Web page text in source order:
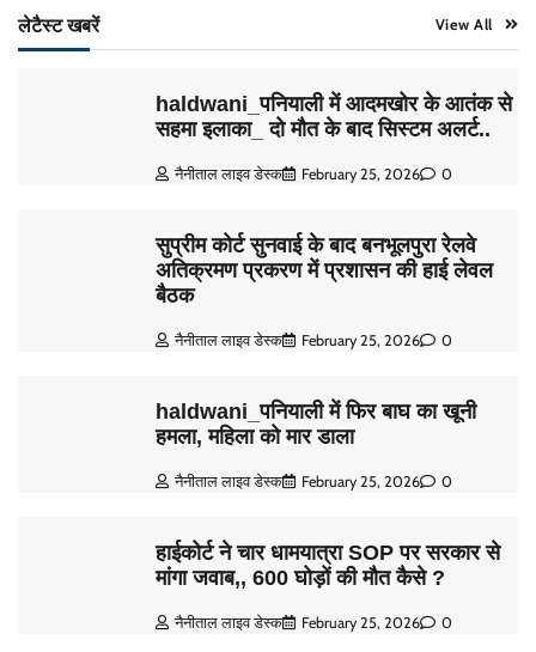
लेटैस्ट खबरें View All
haldwani_पनियाली में आदमखोर के आतंक से
सहमा इलाका_ दो मौत के बाद सिस्टम अलर्ट..
नैनीताल लाइव डेस्क February 25, 2026 0
सुप्रीम कोर्ट सुनवाई के बाद बनभूलपुरा रेलवे
अतिक्रमण प्रकरण में प्रशासन की हाई लेवल
बैठक
नैनीताल लाइव डेस्क February 25, 2026 0
haldwani_पनियाली में फिर बाघ का खूनी
हमला, महिला को मार डाला
नैनीताल लाइव डेस्क February 25, 2026 0
हाईकोर्ट ने चार धामयात्रा SOP पर सरकार से
मांगा जवाब,, 600 घोड़ों की मौत कैसे ?
नैनीताल लाइव डेस्क February 25, 2026 0